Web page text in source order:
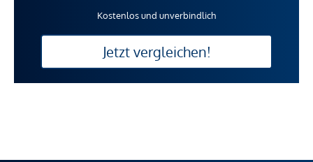
Kostenlos und unverbindlich
Jetzt vergleichen!